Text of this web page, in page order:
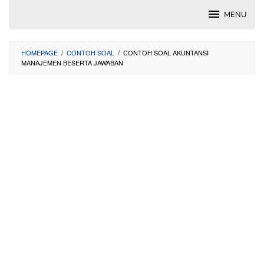
MENU
HOMEPAGE / CONTOH SOAL / CONTOH SOAL AKUNTANSI
MANAJEMEN BESERTA JAWABAN